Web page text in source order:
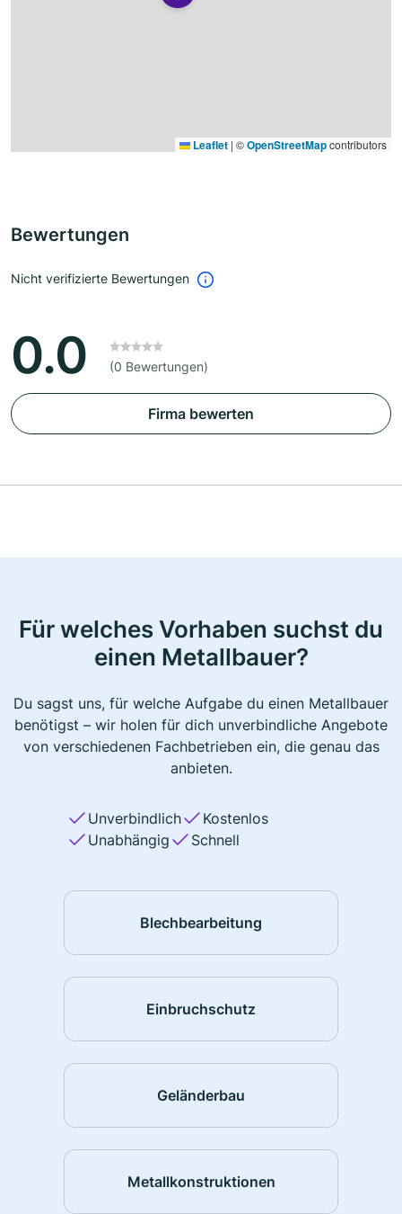
Leaflet | ©OpenStreetMapcontributors
Bewertungen
Nicht verifizierte Bewertungen
0.0 (0 Bewertungen)
Firma bewerten
Für welches Vorhaben suchst du
einen Metallbauer?
Du sagst uns, für welche Aufgabe du einen Metallbauer
benötigst – wir holen für dich unverbindliche Angebote
von verschiedenen Fachbetrieben ein, die genau das
anbieten.
Unverbindlich
Kostenlos
Unabhängig
Schnell
Blechbearbeitung
Einbruchschutz
Geländerbau
Metallkonstruktionen